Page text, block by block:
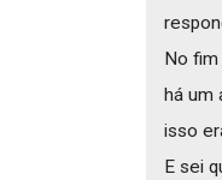
No
há um
isso
E sei